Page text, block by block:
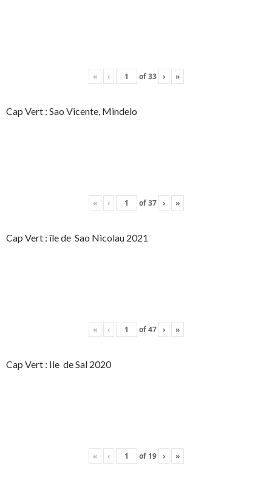
« ‹ of33 › »
Cap Vert : Sao Vicente, Mindelo
« ‹ of37 › »
Cap Vert : île de Sao Nicolau 2021
« ‹ of47 › »
Cap Vert : Ile de Sal 2020
« ‹ of 19 › »